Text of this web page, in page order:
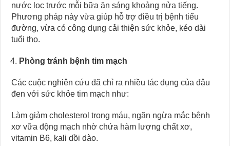
nước lọc trước mỗi bữa ăn sáng khoảng nửa tiếng.
Phương pháp này vừa giúp hỗ trợ điều trị bệnh tiểu
đường, vừa có công dụng cải thiện sức khỏe, kéo dài
tuổi thọ.
Phòng tránh bệnh tim mạch
Các cuộc nghiên cứu đã chỉ ra nhiều tác dụng của đậu
đen với sức khỏe tim mạch như:
Làm giảm cholesterol trong máu, ngăn ngừa mắc bệnh
xơ vữa động mạch nhờ chứa hàm lượng chất xơ,
vitamin B6, kali dồi dào.